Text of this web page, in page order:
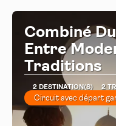
Combiné
Entre
Traditions
2 DESTINATION(S) 2
Circuit avec départ